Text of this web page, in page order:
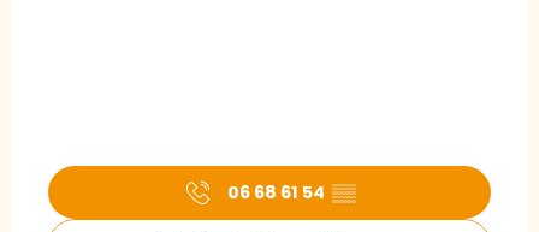
06 68 61 54 ▒▒